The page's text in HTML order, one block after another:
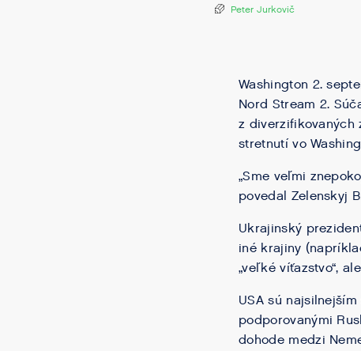
Peter Jurkovič
Washington 2.
Nord Stream 2.
z diverzifikovaných
stretnutí vo
„Sme veľmi
povedal Zelenskyj
Ukrajinský
iné krajiny
„veľké víťazstvo“,
USA sú
podporovanými
dohode medzi